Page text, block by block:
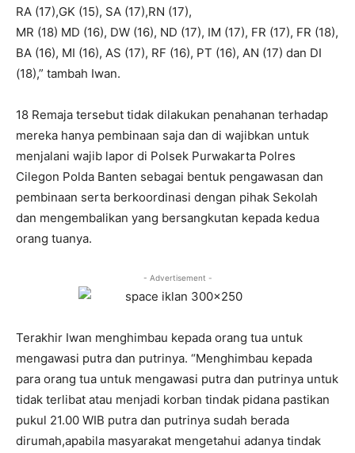
RA (17),GK (15), SA (17),RN (17),
MR (18) MD (16), DW (16), ND (17), IM (17), FR (17), FR (18),
BA (16), MI (16), AS (17), RF (16), PT (16), AN (17) dan DI
(18),” tambah Iwan.
18 Remaja tersebut tidak dilakukan penahanan terhadap
mereka hanya pembinaan saja dan di wajibkan untuk
menjalani wajib lapor di Polsek Purwakarta Polres
Cilegon Polda Banten sebagai bentuk pengawasan dan
pembinaan serta berkoordinasi dengan pihak Sekolah
dan mengembalikan yang bersangkutan kepada kedua
orang tuanya.
- Advertisement -
Terakhir Iwan menghimbau kepada orang tua untuk
mengawasi putra dan putrinya. “Menghimbau kepada
para orang tua untuk mengawasi putra dan putrinya untuk
tidak terlibat atau menjadi korban tindak pidana pastikan
pukul 21.00 WIB putra dan putrinya sudah berada
dirumah,apabila masyarakat mengetahui adanya tindak